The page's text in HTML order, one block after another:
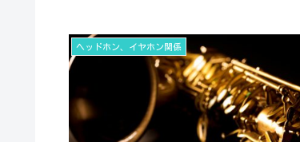
ヘッドホン、イヤホン関係